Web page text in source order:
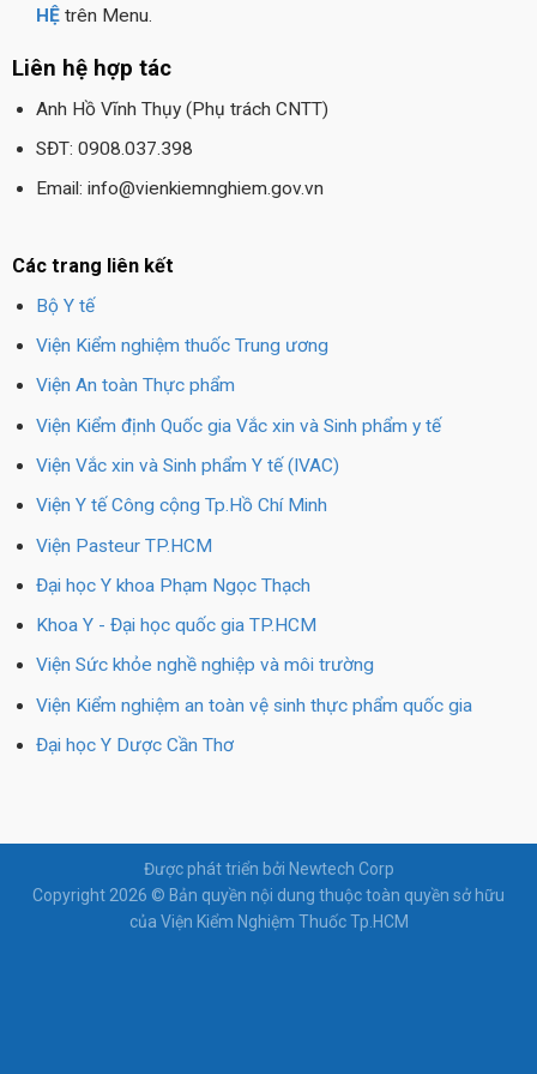
HỆtrên Menu.
Liên hệ hợp tác
Anh Hồ Vĩnh Thụy (Phụ trách CNTT)
SĐT: 0908.037.398
Email: info@vienkiemnghiem.gov.vn
Các trang liên kết
Bộ Y tế
Viện Kiểm nghiệm thuốc Trung ương
Viện An toàn Thực phẩm
Viện Kiểm định Quốc gia Vắc xin và Sinh phẩm y tế
Viện Vắc xin và Sinh phẩm Y tế (IVAC)
Viện Y tế Công cộng Tp.Hồ Chí Minh
Viện Pasteur TP.HCM
Đại học Y khoa Phạm Ngọc Thạch
Khoa Y - Đại học quốc gia TP.HCM
Viện Sức khỏe nghề nghiệp và môi trường
Viện Kiểm nghiệm an toàn vệ sinh thực phẩm quốc gia
Đại học Y Dược Cần Thơ
Được phát triển bởi Newtech Corp
Copyright 2026 © Bản quyền nội dung thuộc toàn quyền sở hữu
của Viện Kiểm Nghiệm Thuốc Tp.HCM